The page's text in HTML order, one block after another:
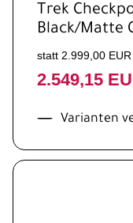
Trek
Black/Matte
statt 2.999,00 EUR
2.549,15
Varianten